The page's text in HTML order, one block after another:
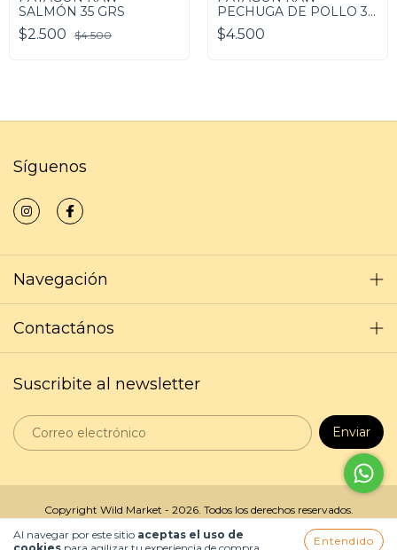
Al navegar por este sitio aceptas el uso de
Entendido
SALMÓN 35 GRS
$2.500 $4.500
PECHUGA DE POLLO 35
GRS
$4.500
Síguenos
Navegación
Contactános
Suscribite al newsletter
Copyright Wild Market - 2026. Todos los derechos reservados.